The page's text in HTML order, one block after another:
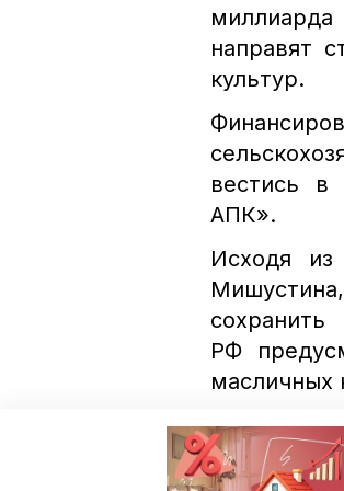
направят
культур.
вестись в
АПК».
Исходя из
РФ
масличных
По